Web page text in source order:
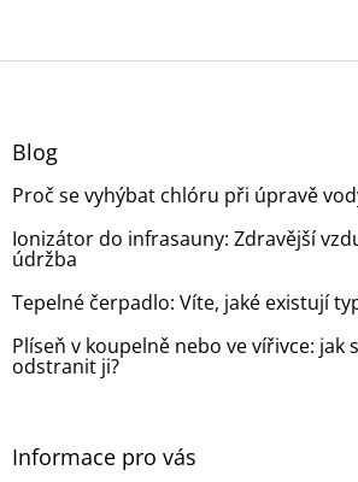
Z
Blog
Proč se vyhýbat chlóru při úpravě
Ionizátor do infrasauny: Zdravější
údržba
Tepelné čerpadlo: Víte, jaké existují
Plíseň v koupelně nebo ve vířivce: jak
odstranit ji?
Informace pro vás